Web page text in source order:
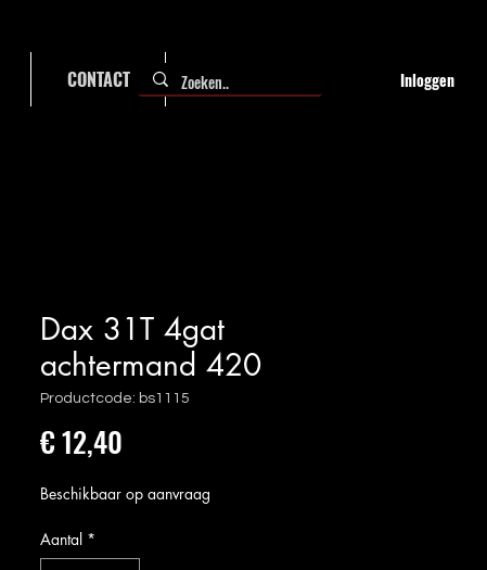
CONTACT FAQ Inloggen
Dax 31T 4gat
achtermand 420
Productcode: bs1115
€ 12,40
Beschikbaar op aanvraag
Aantal *